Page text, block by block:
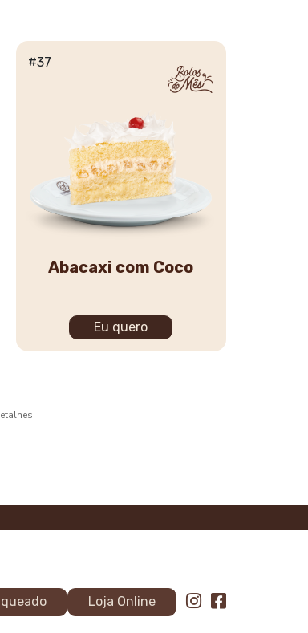
#37
Abacaxi com Coco
Eu quero
Loja Online